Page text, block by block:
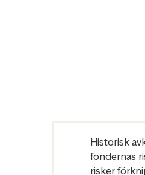
Historisk
fondernas
risker